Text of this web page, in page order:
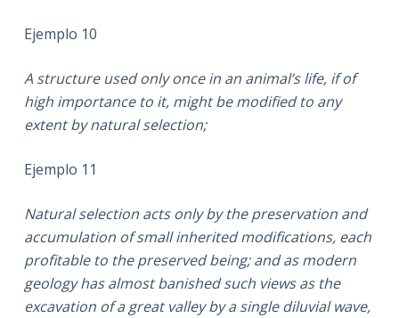
Ejemplo 10
A structure used only once in an animal’s life, if of
high importance to it, might be modified to any
extent by natural selection;
Ejemplo 11
Natural selection acts only by the preservation and
accumulation of small inherited modifications, each
profitable to the preserved being; and as modern
geology has almost banished such views as the
excavation of a great valley by a single diluvial wave,